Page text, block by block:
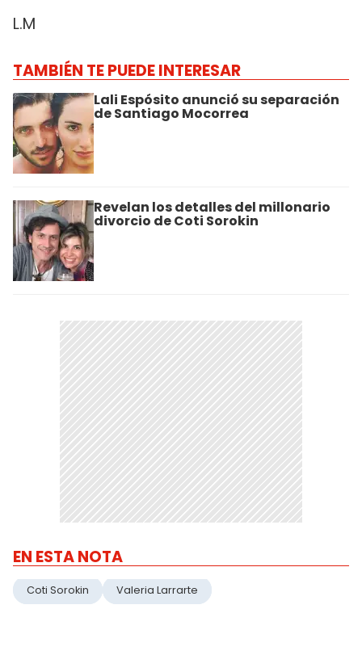
L.M
TAMBIÉN TE PUEDE INTERESAR
Lali Espósito anunció su separación
de Santiago Mocorrea
Revelan los detalles del millonario
divorcio de Coti Sorokin
EN ESTA NOTA
Coti Sorokin Valeria Larrarte